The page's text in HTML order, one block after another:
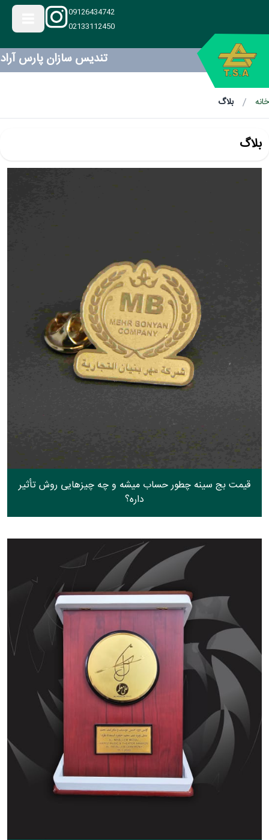
09126434742
02133112450
تندیس سازان پارس آراد
خانه بلاگ
بلاگ
قیمت بج سینه چطور حساب میشه و چه چیزهایی روش تأثیر
داره؟